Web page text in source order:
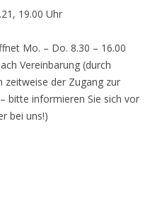
19.00 Uhr
Mo. – Do. 8.30 – 16.00
Vereinbarung (durch
zeitweise der Zugang zur
bitte informieren Sie sich vor
bei uns!)